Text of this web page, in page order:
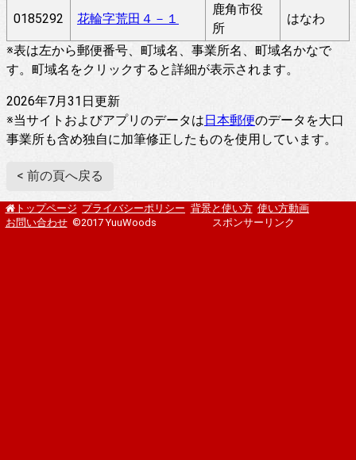
0185292 花輪字荒田４－１
鹿角市役
所
はなわ
※表は左から郵便番号、町域名、事業所名、町域名かなで
す。町域名をクリックすると詳細が表示されます。
2026年7月31日更新
※当サイトおよびアプリのデータは日本郵便のデータを大口
事業所も含め独自に加筆修正したものを使用しています。
< 前の頁へ戻る
トップページ プライバシーポリシー 背景と使い方 使い方動画
お問い合わせ ©2017 YuuWoods スポンサーリンク